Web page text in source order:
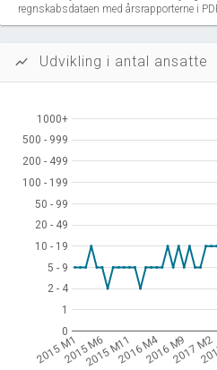
regnskabsdataen med årsrapporterne i
show_chart Udvikling i antal ansatte
2015 M12015 M62015 M112016 M42016 M92017 M2
0
0
11
2 - 4
2 - 4
5 - 9
5 - 9
10 - 19
10 - 19
20 - 49
20 - 49
50 - 99
50 - 99
100 - 199
100 - 199
200 - 499
200 - 499
500 - 999
500 - 999
1000+
1000+